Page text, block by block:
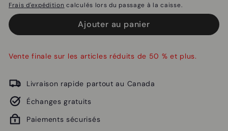
Frais d'expédition calculés lors du passage à la caisse.
Ajouter au panier
Vente finale sur les articles réduits de 50 % et plus.
Livraison rapide partout au Canada
Échanges gratuits
Paiements sécurisés